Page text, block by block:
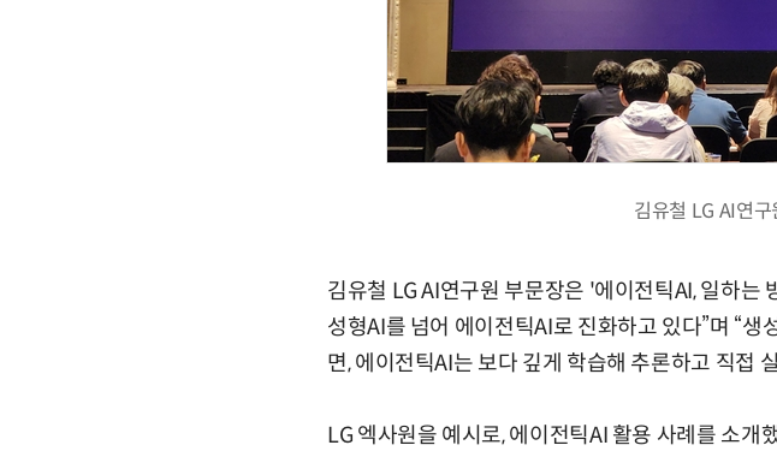
김유철 LG AI연
김유철 LG AI연구원 부문장은 '에이전틱AI, 일하는
성형AI를 넘어 에이전틱AI로 진화하고 있다”며 “
면, 에이전틱AI는 보다 깊게 학습해 추론하고 직접
LG 엑사원을 예시로, 에이전틱AI 활용 사례를 소